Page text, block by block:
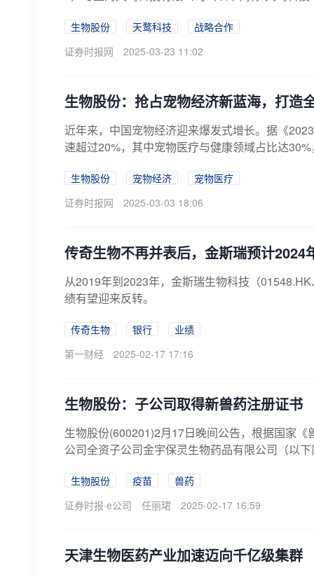
生物股份 天鹜科技
战略合作
证券时报网
2025-03-23 11:02
生物股份：抢占宠物经济新蓝海，打造
近年来，中国宠物经济迎来爆发式增长。据《
速超过20%，其中宠物医疗与健康领域占比达
生物股份 宠物经济
宠物医疗
证券时报网
2025-03-03 18:06
传奇生物不再并表后，金斯瑞预计2024
从2019年到2023年，金斯瑞生物科技（
绩有望迎来反转。
传奇生物 银行
业绩
第一财经
2025-02-17 17:16
生物股份：子公司取得新兽药注册证书
生物股份(600201)2月17日晚间公告，根据国家
公司全资子公司金宇保灵生物药品有限公司（以
生物股份 疫苗
兽药
证券时报·e公司
任丽珺 2025-02-17 16:59
天津生物医药产业加速迈向千亿级集群